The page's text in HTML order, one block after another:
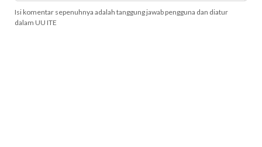
Isi komentar sepenuhnya adalah tanggung jawab pengguna dan diatur
dalam UU ITE